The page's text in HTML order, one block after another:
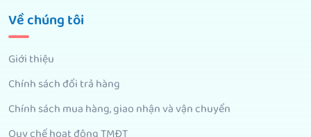
Về chúng tôi
Giới thiệu
Chính sách đổi trả hàng
Chính sách mua hàng, giao nhận và vận chuyển